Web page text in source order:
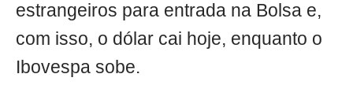
estrangeiros para entrada na Bolsa e,
com isso, o dólar cai hoje, enquanto o
Ibovespa sobe.